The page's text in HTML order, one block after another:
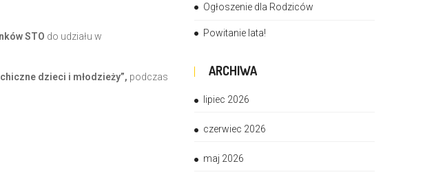
STO do udziału w
dzieci i młodzieży”, podczas
Ogłoszenie dla Rodziców
Powitanie lata!
ARCHIWA
lipiec 2026
czerwiec 2026
maj 2026